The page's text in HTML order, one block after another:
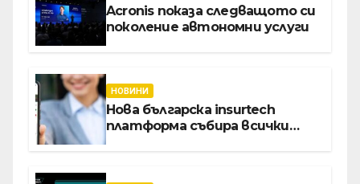
Acronis показа следващото си
поколение автономни услуги
НОВИНИ
Нова българска insurtech
платформа събира всички